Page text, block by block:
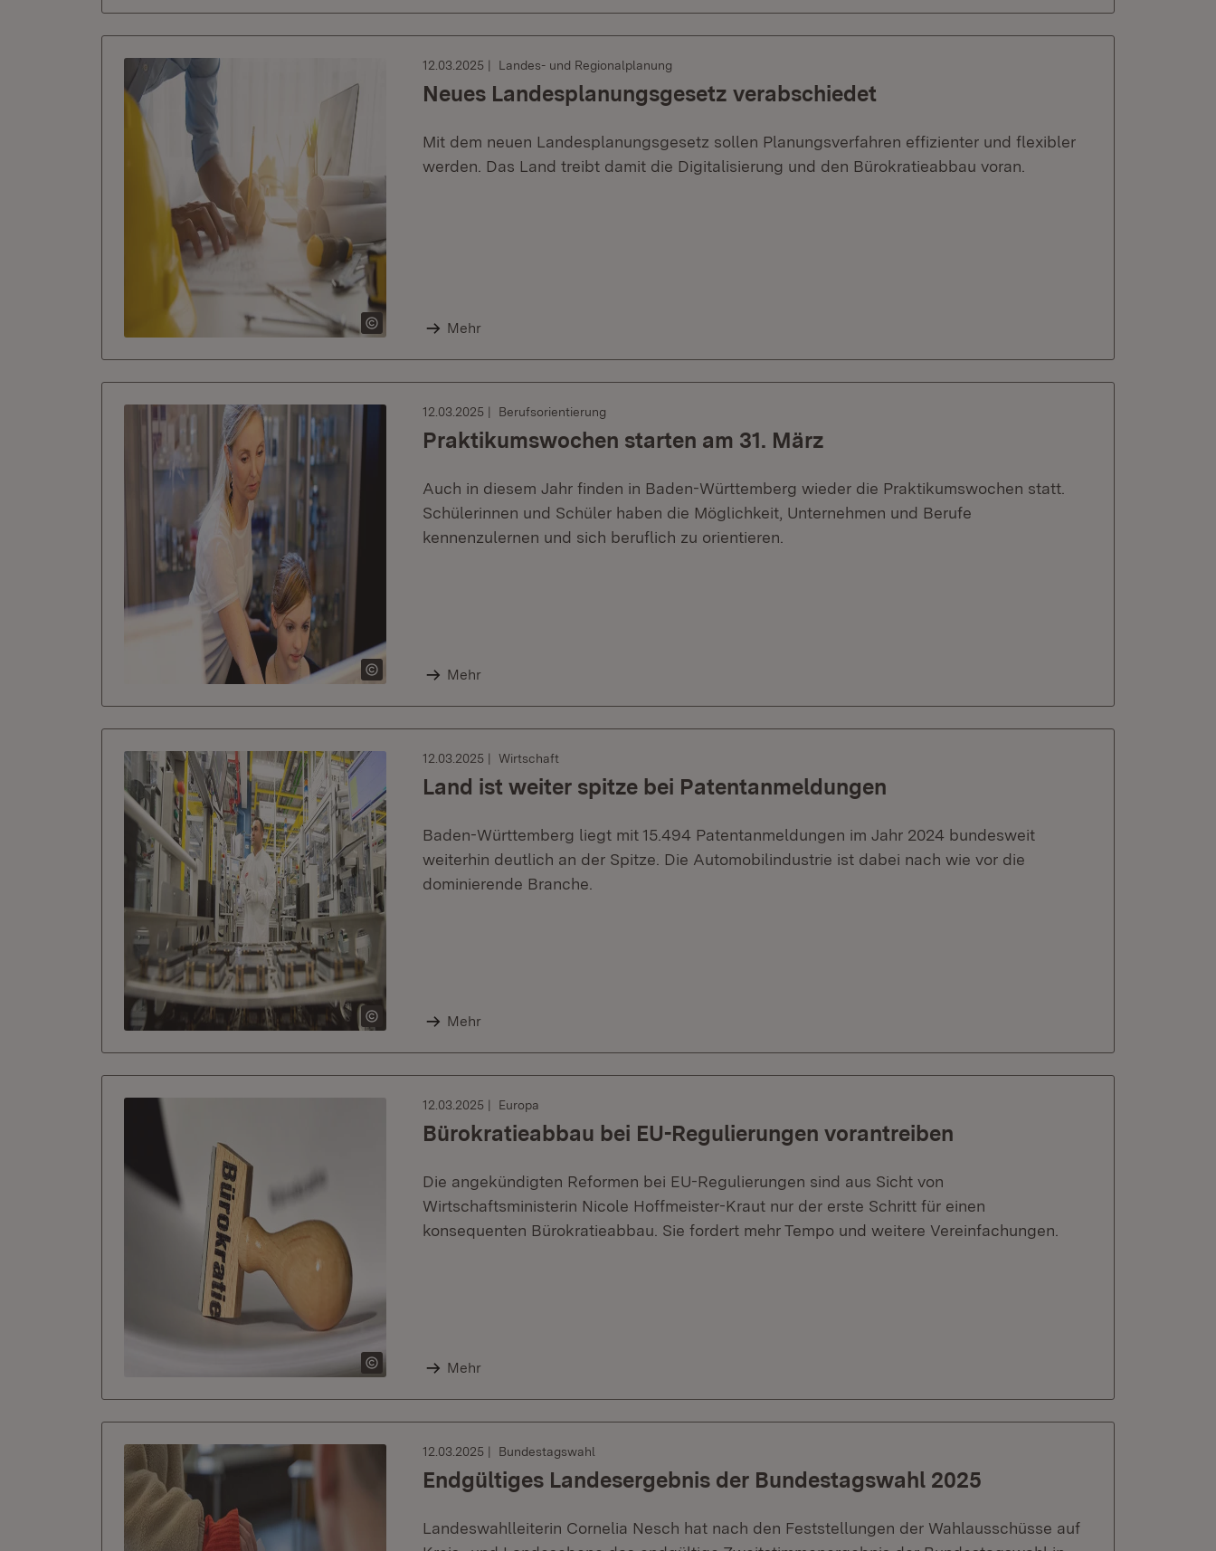
12.03.2025 Landes- und Regionalplanung
Neues Landesplanungsgesetz verabschiedet
Mit dem neuen Landesplanungsgesetz sollen Planungsverfahren effizienter und flexibler
werden. Das Land treibt damit die Digitalisierung und den Bürokratieabbau voran.
Mehr
12.03.2025 Berufsorientierung
Praktikumswochen starten am 31. März
Auch in diesem Jahr finden in Baden-Württemberg wieder die Praktikumswochen statt.
Schülerinnen und Schüler haben die Möglichkeit, Unternehmen und Berufe
kennenzulernen und sich beruflich zu orientieren.
Mehr
12.03.2025 Wirtschaft
Land ist weiter spitze bei Patentanmeldungen
Baden-Württemberg liegt mit 15.494 Patentanmeldungen im Jahr 2024 bundesweit
weiterhin deutlich an der Spitze. Die Automobilindustrie ist dabei nach wie vor die
dominierende Branche.
Mehr
12.03.2025 Europa
Bürokratieabbau bei EU-Regulierungen vorantreiben
Die angekündigten Reformen bei EU-Regulierungen sind aus Sicht von
Wirtschaftsministerin Nicole Hoffmeister-Kraut nur der erste Schritt für einen
konsequenten Bürokratieabbau. Sie fordert mehr Tempo und weitere Vereinfachungen.
Mehr
12.03.2025 Bundestagswahl
Endgültiges Landesergebnis der Bundestagswahl 2025
Landeswahlleiterin Cornelia Nesch hat nach den Feststellungen der Wahlausschüsse auf